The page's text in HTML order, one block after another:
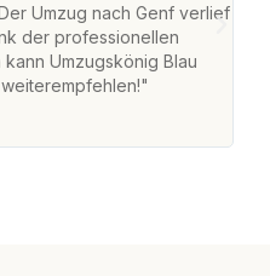
Umzug nach Genf verlief
der professionellen
Umzugskönig Blau